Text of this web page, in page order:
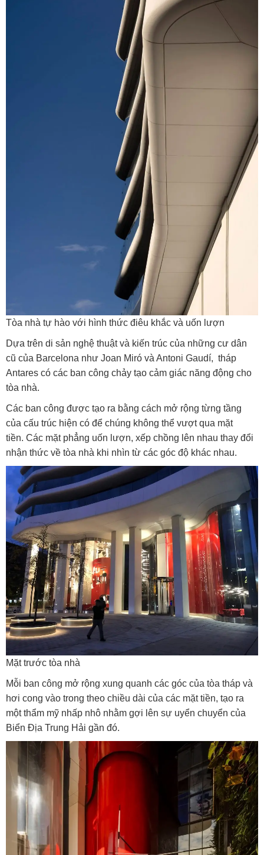
Tòa nhà tự hào với hình thức điêu khắc và uốn lượn
Dựa trên di sản nghệ thuật và kiến ​​trúc của những cư dân
cũ của Barcelona như Joan Miró và Antoni Gaudí, tháp
Antares có các ban công chảy tạo cảm giác năng động cho
tòa nhà.
Các ban công được tạo ra bằng cách mở rộng từng tầng
của cấu trúc hiện có để chúng không thể vượt qua mặt
tiền. Các mặt phẳng uốn lượn, xếp chồng lên nhau thay đổi
nhận thức về tòa nhà khi nhìn từ các góc độ khác nhau.
Mặt trước tòa nhà
Mỗi ban công mở rộng xung quanh các góc của tòa tháp và
hơi cong vào trong theo chiều dài của các mặt tiền, tạo ra
một thẩm mỹ nhấp nhô nhằm gợi lên sự uyển chuyển của
Biển Địa Trung Hải gần đó.